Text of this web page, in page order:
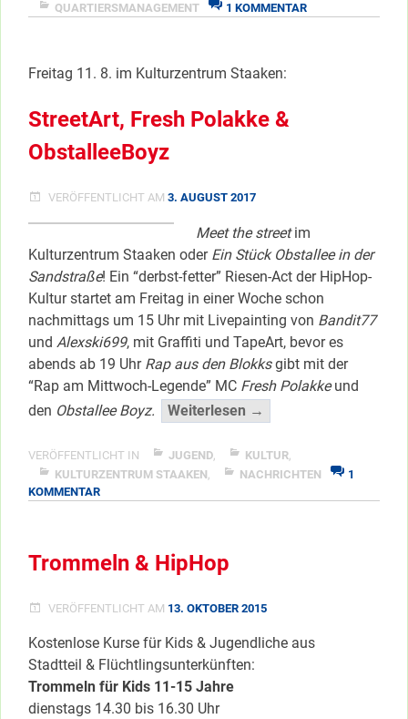
vol.I”
QUARTIERSMANAGEMENT 1 KOMMENTARZU
Freitag 11. 8. im Kulturzentrum Staaken:
StreetArt, Fresh Polakke &
ObstalleeBoyz
VERÖFFENTLICHT AM 3. AUGUST 2017
Meet the streetim
Kulturzentrum Staaken oder Ein Stück Obstallee in der
Sandstraße! Ein “derbst-fetter” Riesen-Act der HipHop-
Kultur startet am Freitag in einer Woche schon
nachmittags um 15 Uhr mit Livepainting von Bandit77
und Alexski699, mit Graffiti und TapeArt, bevor es
abends ab 19 Uhr Rap aus den Blokksgibt mit der
“Rap am Mittwoch-Legende” MC Fresh Polakkeund
den Obstallee Boyz. Weiterlesen →
Polakke
&
ObstalleeBoyz”
VERÖFFENTLICHT IN JUGEND KULTUR
KULTURZENTRUM STAAKEN
NACHRICHTEN
1
KOMMENTARZU
&
OBSTALLEEBOYZ
Trommeln & HipHop
VERÖFFENTLICHT AM 13. OKTOBER 2015
Kostenlose Kurse für Kids & Jugendliche aus
Stadtteil & Flüchtlingsunterkünften:
Trommeln für Kids 11-15 Jahre
dienstags 14.30 bis 16.30 Uhr